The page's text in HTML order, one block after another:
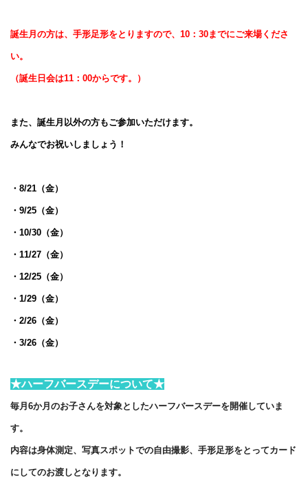
誕生月の方は、手形足形をとりますので、10：30までにご来場くださ
い。
（誕生日会は11：00からです。）
また、誕生月以外の方もご参加いただけます。
みんなでお祝いしましょう！
・8/21（金）
・9/25（金）
・10/30（金）
・11/27（金）
・12/25（金）
・1/29（金）
・2/26（金）
・3/26（金）
★ハーフバースデーについて★
毎月6か月のお子さんを対象としたハーフバースデーを開催していま
す。
内容は身体測定、写真スポットでの自由撮影、手形足形をとってカード
にしてのお渡しとなります。